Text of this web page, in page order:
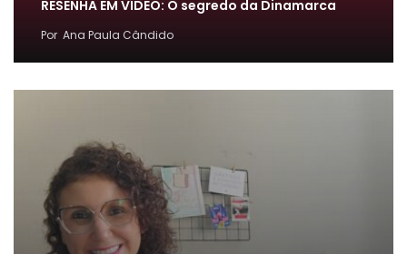
RESENHA EM VÍDEO: O segredo da Dinamarca
Por Ana Paula Cândido